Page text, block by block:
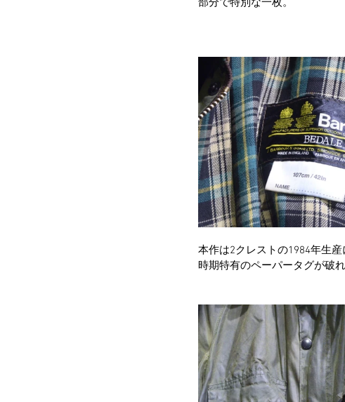
部分で特別な一枚。
本作は2クレストの1984年生
時期特有のペーパータグが破